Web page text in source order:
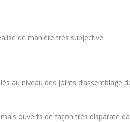
de manière très subjective.
au niveau des joints d’assemblage
ouverts de façon très disparate